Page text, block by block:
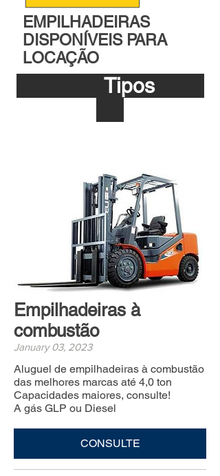
EMPILHADEIRAS
DISPONÍVEIS PARA
LOCAÇÃO
Tipos
Empilhadeiras à
combustão
January 03, 2023
Aluguel de empilhadeiras à combustão
das melhores marcas até 4,0 ton
Capacidades maiores, consulte!
A gás GLP ou Diesel
CONSULTE